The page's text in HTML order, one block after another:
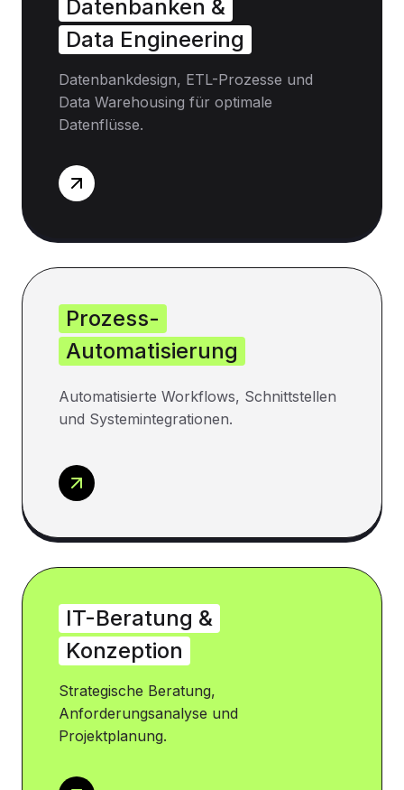
Datenbanken &
Data Engineering
Datenbankdesign, ETL-Prozesse und
Data Warehousing für optimale
Datenflüsse.
Prozess-
Automatisierung
Automatisierte Workflows, Schnittstellen
und Systemintegrationen.
IT-Beratung &
Konzeption
Strategische Beratung,
Anforderungsanalyse und
Projektplanung.